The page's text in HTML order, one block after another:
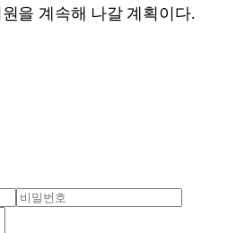
을 계속해 나갈 계획이다.